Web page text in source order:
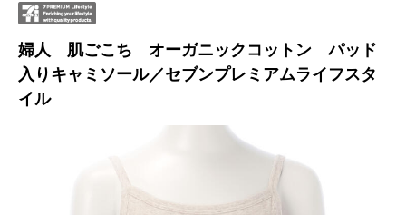
婦人 肌ごこち オーガニックコットン パッド
入りキャミソール／セブンプレミアムライフスタ
イル